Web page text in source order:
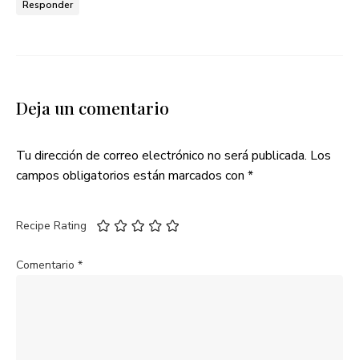
Responder
Deja un comentario
Tu dirección de correo electrónico no será publicada. Los
campos obligatorios están marcados con *
Recipe Rating
Comentario *